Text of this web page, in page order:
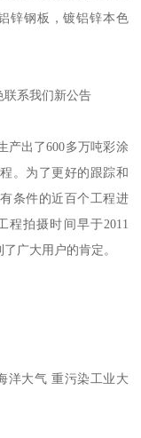
锌钢板，镀铝锌本色
联系我们新公告
产出了600多万吨彩涂
。为了更好的跟踪和
条件的近百个工程进
程拍摄时间早于2011
广大用户的肯定。
大气 重污染工业大